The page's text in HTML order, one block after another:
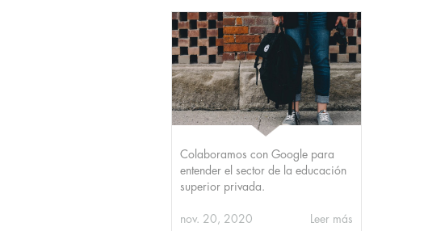
Colaboramos con Google para
entender el sector de la educación
superior privada.
nov. 20, 2020 Leer más